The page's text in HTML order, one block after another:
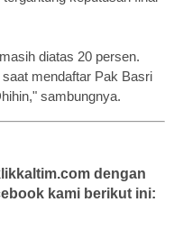
diatas 20 persen.
mendaftar Pak Basri
sambungnya.
dengan
kami berikut ini: